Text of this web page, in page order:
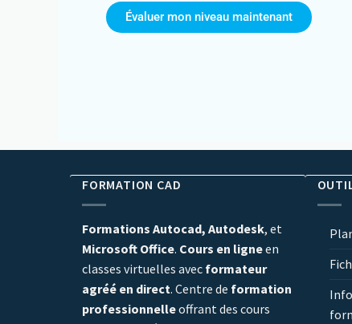
Évaluer mon niveau maintenant
FORMATION CAD
Formations Autocad, Autodesk, et
Microsoft Office. Cours en ligneen
classes virtuelles avec formateur
agréé en direct. Centre de formation
professionnelleoffrant des cours